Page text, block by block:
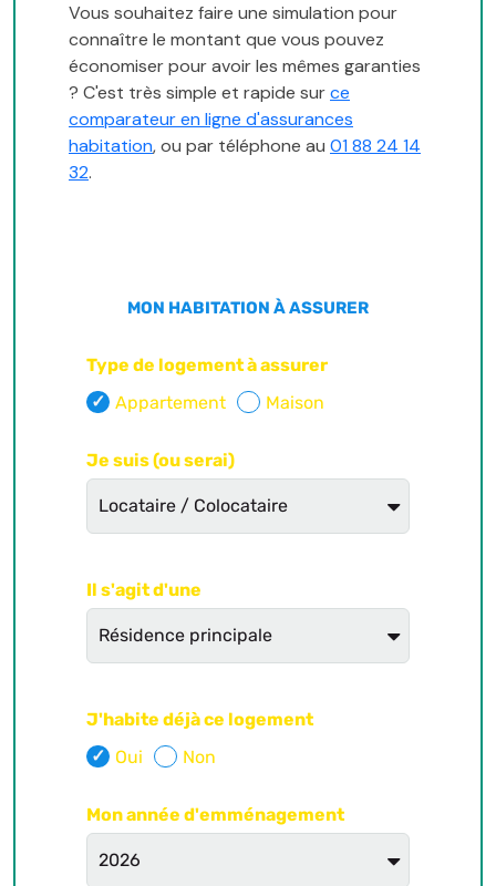
Vous souhaitez faire une simulation pour
connaître le montant que vous pouvez
économiser pour avoir les mêmes garanties
? C'est très simple et rapide surce
comparateur en ligne d'assurances
habitation, ou par téléphone au 01 88 24 14
32.